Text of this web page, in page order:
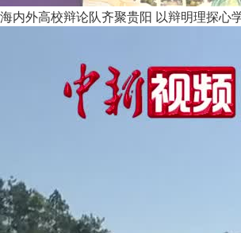
海内外高校辩论队齐聚贵阳 以辩明理探心